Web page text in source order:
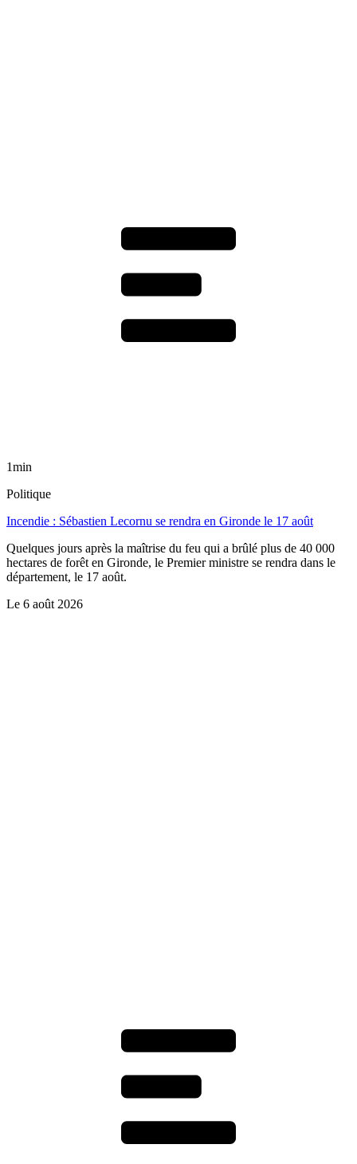
1min
Politique
Incendie : Sébastien Lecornu se rendra en Gironde le 17 août
Quelques jours après la maîtrise du feu qui a brûlé plus de 40 000
hectares de forêt en Gironde, le Premier ministre se rendra dans le
département, le 17 août.
Le 6 août 2026